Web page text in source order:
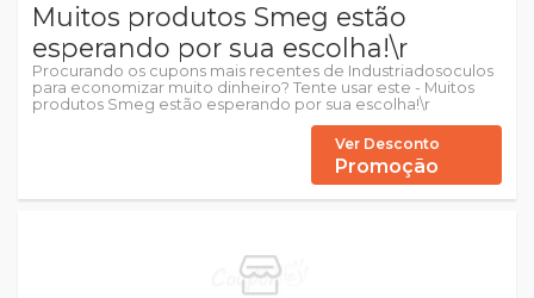
Muitos produtos Smeg estão
esperando por sua escolha!\r
Procurando os cupons mais recentes de Industriadosoculos
para economizar muito dinheiro? Tente usar este - Muitos
produtos Smeg estão esperando por sua escolha!\r
Ver Desconto
Promoção